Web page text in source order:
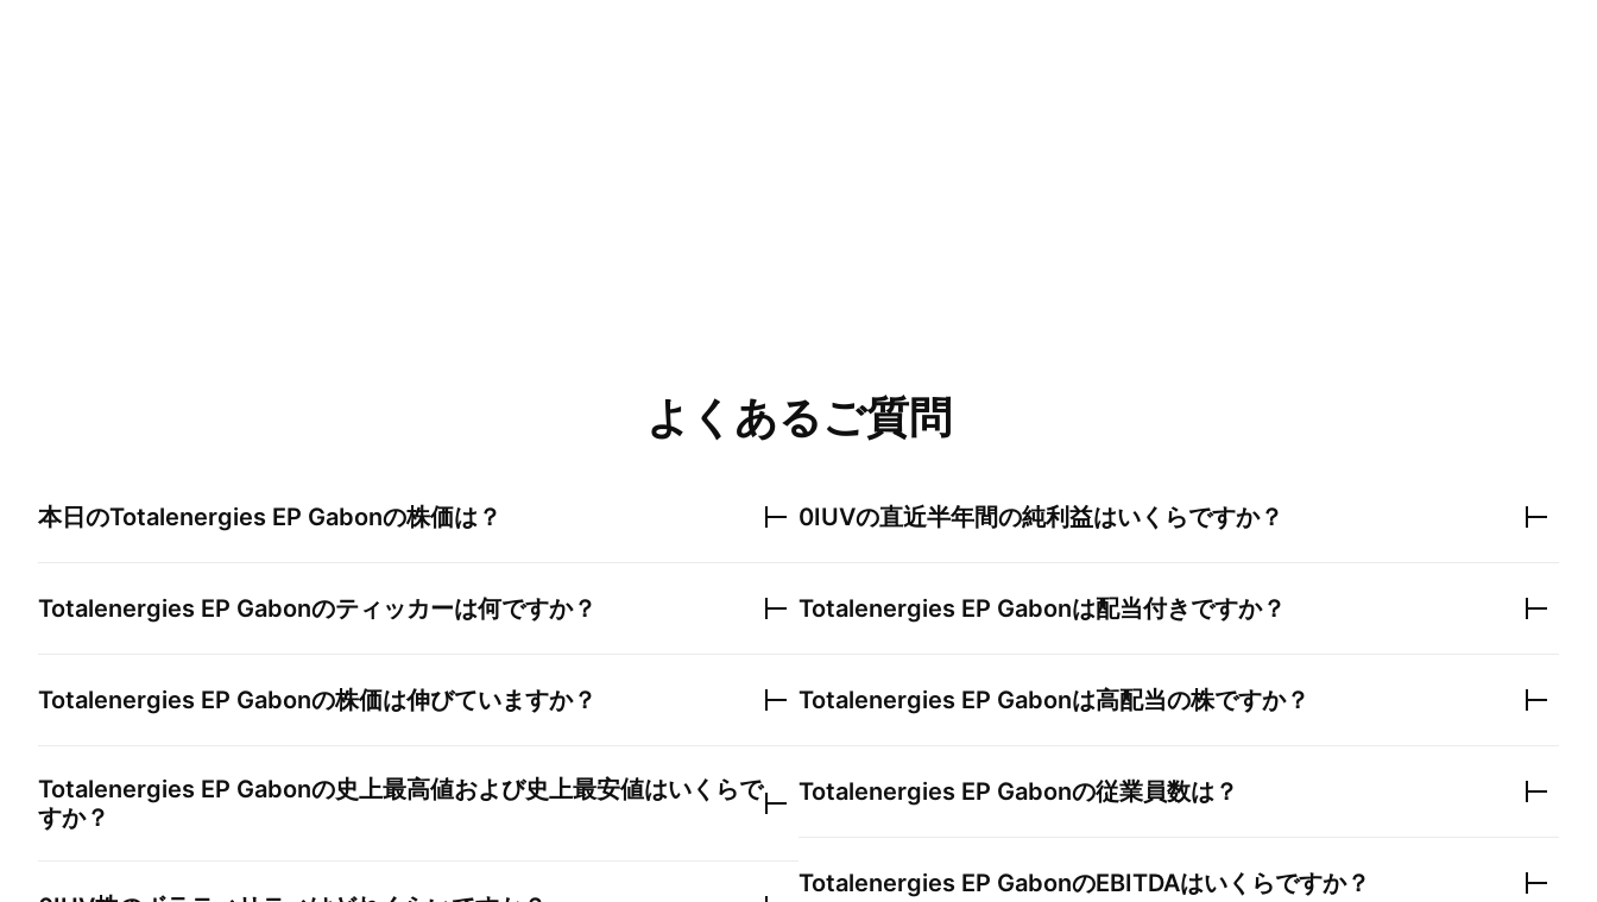
よくあるご質問
本日のTotalenergies EP Gabonの株価は？
Totalenergies EP Gabonのティッカーは何ですか？
Totalenergies EP Gabonの株価は伸びていますか？
Totalenergies EP Gabonの史上最高値および史上最安値はいくらで
すか？
0IUVの直近半年間の純利益はいくらですか？
Totalenergies EP Gabonは配当付きですか？
Totalenergies EP Gabonは高配当の株ですか？
Totalenergies EP Gabonの従業員数は？
Totalenergies EP GabonのEBITDAはいくらですか？